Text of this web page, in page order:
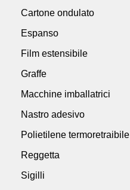
Cartone ondulato
Espanso
Film estensibile
Graffe
Macchine imballatrici
Nastro adesivo
Polietilene termoretraibile
Reggetta
Sigilli